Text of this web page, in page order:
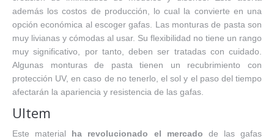
además los costos de producción, lo cual la convierte en una
opción económica al escoger gafas. Las monturas de pasta son
muy livianas y cómodas al usar. Su flexibilidad no tiene un rango
muy significativo, por tanto, deben ser tratadas con cuidado.
Algunas monturas de pasta tienen un recubrimiento con
protección UV, en caso de no tenerlo, el sol y el paso del tiempo
afectarán la apariencia y resistencia de las gafas.
Ultem
Este material ha revolucionado el mercado de las gafas